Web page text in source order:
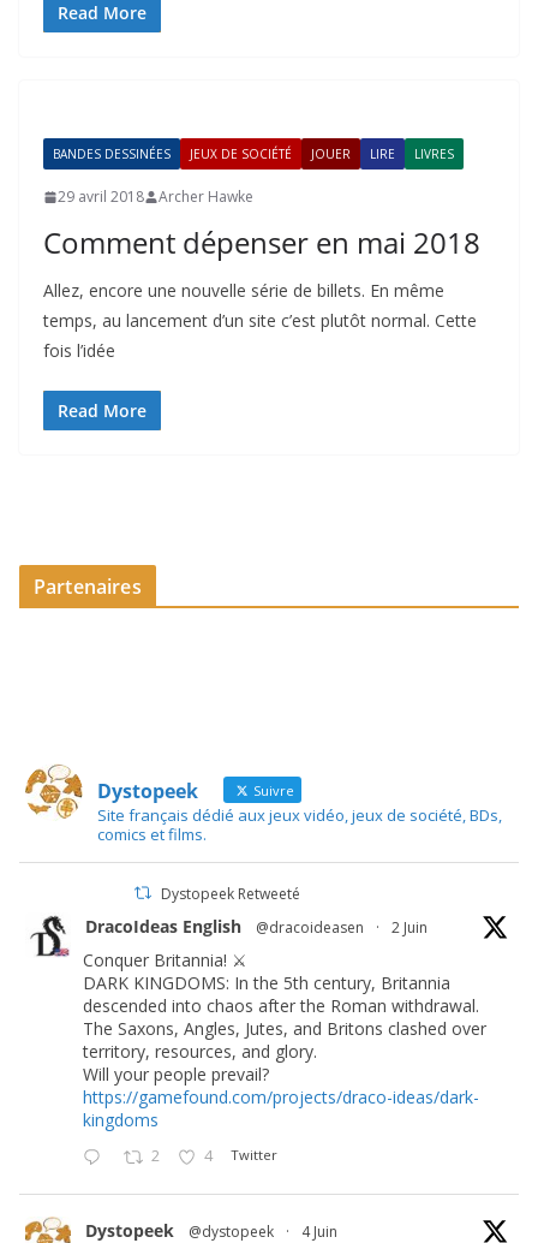
Read More
BANDES DESSINÉES JEUX DE SOCIÉTÉ JOUER LIRE LIVRES
29 avril 2018 Archer Hawke
Comment dépenser en mai 2018
Allez, encore une nouvelle série de billets. En même
temps, au lancement d’un site c’est plutôt normal. Cette
fois l’idée
Read More
Partenaires
Dystopeek Suivre
Site français dédié aux jeux vidéo, jeux de société, BDs,
comics et films.
Dystopeek Retweeté
DracoIdeas English @dracoideasen · 2 Juin
Conquer Britannia! ⚔️
DARK KINGDOMS: In the 5th century, Britannia
descended into chaos after the Roman withdrawal.
The Saxons, Angles, Jutes, and Britons clashed over
territory, resources, and glory.
Will your people prevail?
https://gamefound.com/projects/draco-ideas/dark-
kingdoms
2 4 Twitter
Dystopeek @dystopeek · 4 Juin